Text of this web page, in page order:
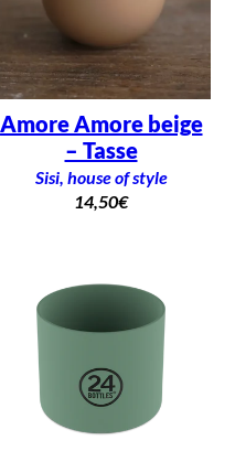
Amore Amore beige
– Tasse
Sisi, house of style
14,50€